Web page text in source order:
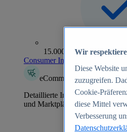
15.000+ Marken
Consumer Insights entdecken
eCommerce Insights
Detaillierte Informationen zu
und Marktplätzen
Wir
Diese Website
zuzugreifen.
Cookie-
diese Mittel
Verbesserung